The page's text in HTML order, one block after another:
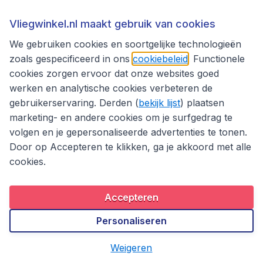
Azië
Afghanistan
Armenië
Azerbeidjan
Bangladesh
Brunei
Cambodja
China
Filipijnen
Hong Kong
India
Indonesië
Japan
Malediven
Maleisië
Myanmar
Nepal
Pakistan
Vliegwinkel.nl maakt gebruik van cookies
We gebruiken cookies en soortgelijke technologieën
zoals gespecificeerd in ons cookiebeleid . Functionele
cookies zorgen ervoor dat onze websites goed
werken en analytische cookies verbeteren de
gebruikerservaring. Derden (bekijk lijst) plaatsen
marketing- en andere cookies om je surfgedrag te
volgen en je gepersonaliseerde advertenties te tonen.
Door op Accepteren te klikken, ga je akkoord met alle
cookies.
Accepteren
Personaliseren
Weigeren